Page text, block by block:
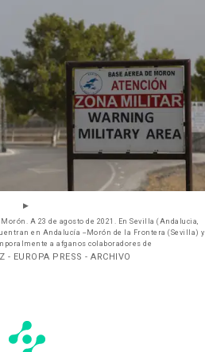
A 23 de agosto de 2021. En Sevilla (Andalucia,
en Andalucía --Morón de la Frontera (Sevilla) y
a afganos colaboradores de
- EUROPA PRESS - ARCHIVO